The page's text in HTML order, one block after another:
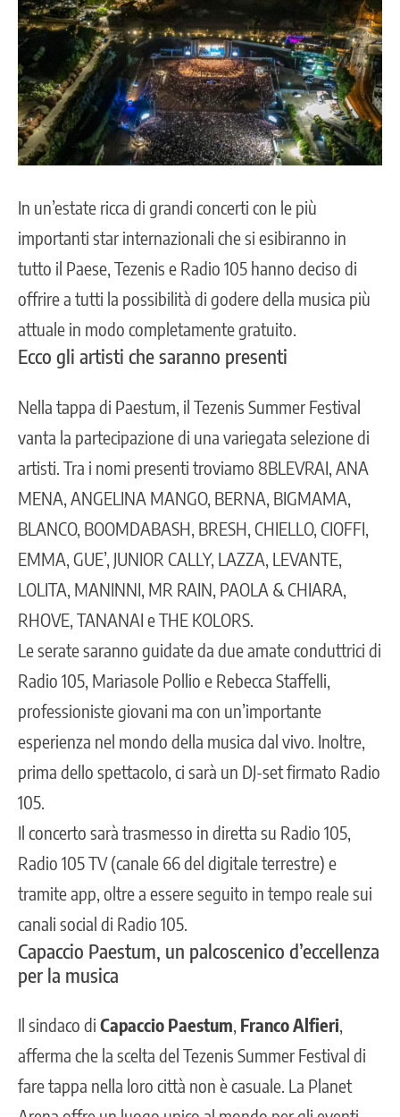
In un’estate ricca di grandi concerti con le più
importanti star internazionali che si esibiranno in
tutto il Paese, Tezenis e Radio 105 hanno deciso di
offrire a tutti la possibilità di godere della musica più
attuale in modo completamente gratuito.
Ecco gli artisti che saranno presenti
Nella tappa di Paestum, il Tezenis Summer Festival
vanta la partecipazione di una variegata selezione di
artisti. Tra i nomi presenti troviamo 8BLEVRAI, ANA
MENA, ANGELINA MANGO, BERNA, BIGMAMA,
BLANCO, BOOMDABASH, BRESH, CHIELLO, CIOFFI,
EMMA, GUE’, JUNIOR CALLY, LAZZA, LEVANTE,
LOLITA, MANINNI, MR RAIN, PAOLA & CHIARA,
RHOVE, TANANAI e THE KOLORS.
Le serate saranno guidate da due amate conduttrici di
Radio 105 , Mariasole Pollio e Rebecca Staffelli,
professioniste giovani ma con un’importante
esperienza nel mondo della musica dal vivo. Inoltre,
prima dello spettacolo, ci sarà un DJ-set firmato Radio
105.
Il concerto sarà trasmesso in diretta su Radio 105,
Radio 105 TV (canale 66 del digitale terrestre) e
tramite app, oltre a essere seguito in tempo reale sui
canali social di Radio 105.
Capaccio Paestum, un palcoscenico d’eccellenza
per la musica
Il sindaco di Capaccio Paestum Franco Alfieri
afferma che la scelta del Tezenis Summer Festival di
fare tappa nella loro città non è casuale. La Planet